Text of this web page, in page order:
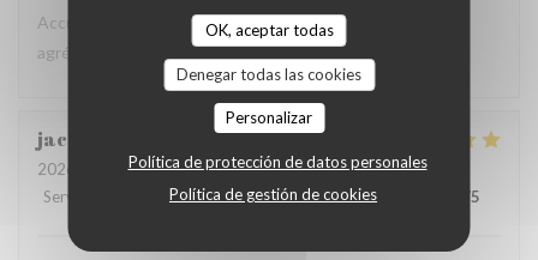
OK, aceptar todas
Denegar todas las cookies
Personalizar
Política de protección de datos personales
Política de gestión de cookies
Accueil agréable, service rapide. Nous avons passé un
agréable moment dans ce restaurant.
jacques
2026-08-04 - 12:30 - Invitados 4
Servicio
Ambiente: 4/5 Menú: 5/5 Calidad / Precio /5